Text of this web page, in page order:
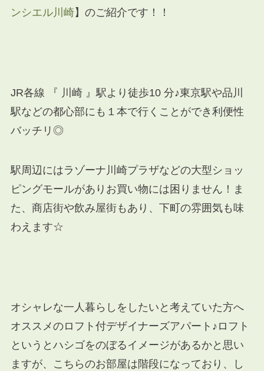
ンシエル川崎】のご紹介です！！
JR各線 『 川崎 』駅より徒歩10 分♪東京駅や品川
駅などの都心部にも１本で行くことができ利便性
バッチリ◎
駅周辺にはラゾーナ川崎プラザなどの大型ショッ
ピングモールがありお買い物には困りません！ま
た、商店街や飲み屋街もあり、下町の雰囲気も味
わえます☆
オシャレな一人暮らしをしたいと考えていた方へ
オススメのロフト付デザイナーズアパート♪ロフト
というとハシゴをのぼるイメージがあるかと思い
ますが、こちらのお部屋は階段になっており、し